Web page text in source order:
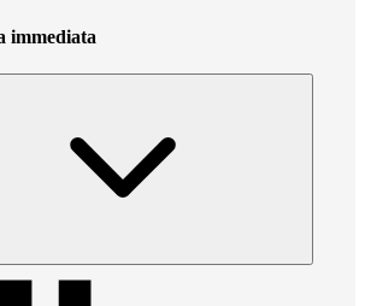
immediata